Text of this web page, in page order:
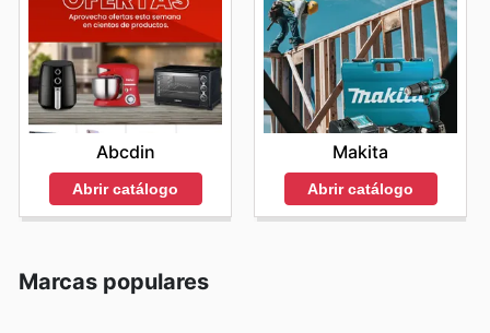
Abcdin
Abrir catálogo
Makita
Abrir catálogo
Marcas populares